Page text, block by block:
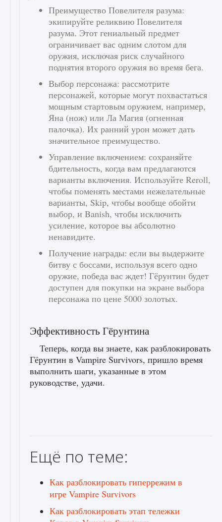
Преимущество Повелителя разума:
экипируйте реликвию Повелителя
разума. Этот гениальный предмет
ограничивает вас одним слотом для
оружия, исключая риск случайного
поднятия второго оружия во время бега.
Выбор персонажа: рассмотрите
персонажей, которые могут похвастаться
мощным стартовым оружием, например,
Яна (нож) или Ла Магия (огненная
палочка). Их ранний урон может дать
значительное преимущество.
Управление включением: сохраняйте
бдительность, когда вам предлагаются
варианты включения. Используйте Reroll,
чтобы поменять местами нежелательные
варианты, Skip, чтобы вообще обойти
выбор, и Banish, чтобы исключить
усиление, которое вы абсолютно
ненавидите.
Получение награды: если вы выдержите
битву с боссами, используя всего одно
оружие, победа вас ждет! Гёрунтин будет
доступен для покупки на экране выбора
персонажа по цене 5000 золотых.
Эффективность Гёрунтина
Теперь, когда вы знаете, как разблокировать
Гёрунтин в Vampire Survivors, пришло время
выполнить шаги, указанные в этом
руководстве, удачи.
Ещё по теме:
Как разблокировать гиперрежим в
игре Vampire Survivors
Как разблокировать этап тележки